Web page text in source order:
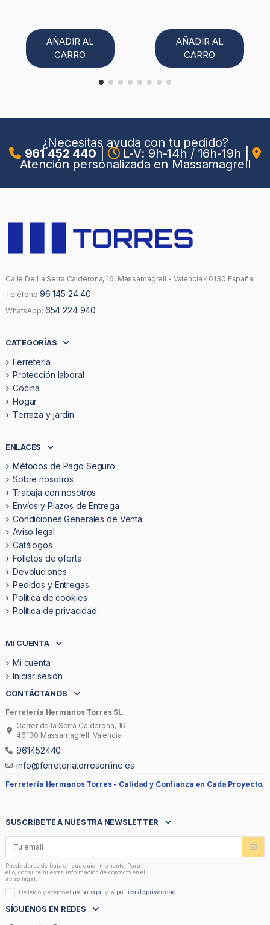
AÑADIR AL
CARRO
AÑADIR AL
CARRO
¿Necesitas ayuda con tu pedido?
961 452 440 L-V: 9h-14h / 16h-19h
Atención personalizada en Massamagrell
Calle De La Serra Calderona, 16, Massamagrell - Valencia 46130 España.
Teléfono 96 145 24 40
WhatsApp: 654 224 940
CATEGORÍAS
Ferretería
Protección laboral
Cocina
Hogar
Terraza y jardín
ENLACES
Métodos de Pago Seguro
Sobre nosotros
Trabaja con nosotros
Envíos y Plazos de Entrega
Condiciones Generales de Venta
Aviso legal
Catálogos
Folletos de oferta
Devoluciones
Pedidos y Entregas
Politica de cookies
Política de privacidad
MI CUENTA
Mi cuenta
Iniciar sesión
CONTÁCTANOS
Ferretería Hermanos Torres SL
Carrer de la Serra Calderona, 16
46130 Massamagrell, Valencia
961452440
info@ferreteriatorresonline.es
Ferretería Hermanos Torres - Calidad y Confianza en Cada Proyecto.
SUSCRÍBETE A NUESTRA NEWSLETTER
Puede darse de baja en cualquier momento. Para
ello, consulte nuestra información de contacto en el
aviso legal.
He leído y acepto elaviso legal y la política de privacidad
SÍGUENOS EN REDES